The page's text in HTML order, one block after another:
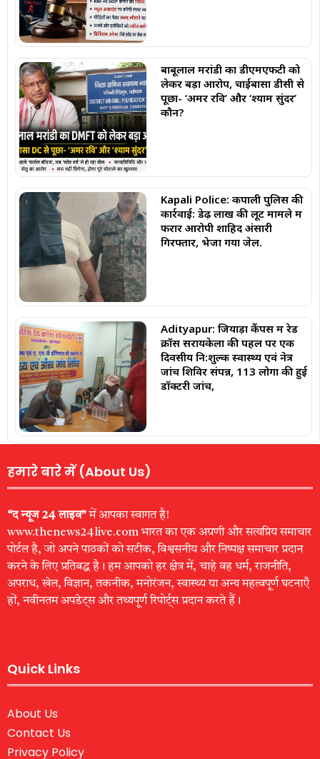
बाबूलाल मरांडी का डीएमएफटी को
लेकर बड़ा आरोप, चाईबासा डीसी से
पूछा- ‘अमर रवि’ और ‘श्याम सुंदर’
कौन?
Kapali Police: कपाली पुलिस की
कार्रवाई: डेढ़ लाख की लूट मामले में
फरार आरोपी शाहिद अंसारी
गिरफ्तार, भेजा गया जेल.
Adityapur: जियाड़ा कैंपस में रेड
क्रॉस सरायकेला की पहल पर एक
दिवसीय नि:शुल्क स्वास्थ्य एवं नेत्र
जांच शिविर संपन्न, 113 लोगों की हुई
डॉक्टरी जांच,
हमारे बारे में (About Us)
“द न्यूज 24 लाइव”में आपका स्वागत है!
www.thenews24live.com भारत का एक अग्रणी और सत्यप्रिय समाचार
पोर्टल है, जो अपने पाठकों को सटीक, विश्वसनीय और निष्पक्ष समाचार प्रदान
करने के लिए प्रतिबद्ध है। हम आपको हर क्षेत्र में, चाहे वह धर्म, राजनीति,
अपराध, खेल, विज्ञान, तकनीक, मनोरंजन, स्वास्थ्य या अन्य महत्वपूर्ण घटनाएँ
हों, नवीनतम अपडेट्स और तथ्यपूर्ण रिपोर्ट्स प्रदान करते हैं।
Quick Links
About Us
Contact Us
Privacy Policy